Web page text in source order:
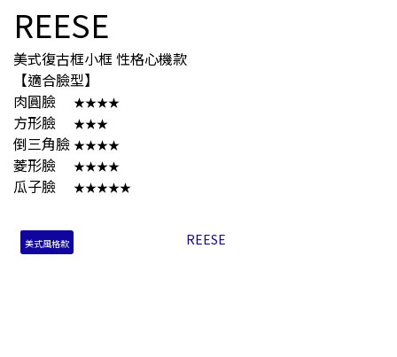
REESE
美式復古框小框 性格心機款
【適合臉型】
肉圓臉
★★★★
方形臉 ★★★
倒三角臉 ★★★★
菱形臉 ★★★★
瓜子臉 ★★★★★
美式風格款